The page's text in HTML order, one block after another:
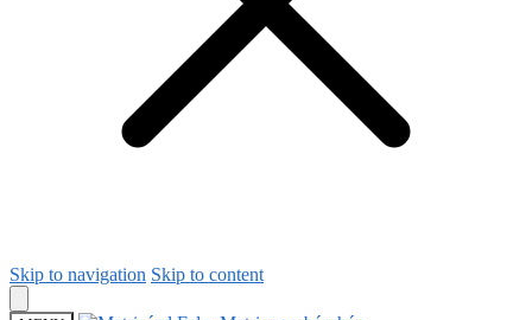
Skip to navigation Skip to content